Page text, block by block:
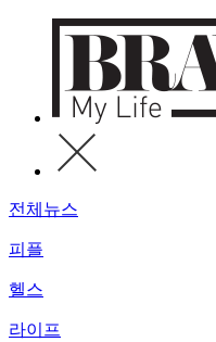
전체뉴스
피플
헬스
라이프